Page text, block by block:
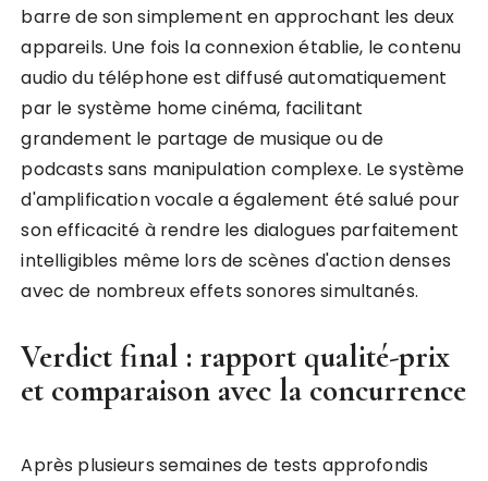
barre de son simplement en approchant les deux
appareils. Une fois la connexion établie, le contenu
audio du téléphone est diffusé automatiquement
par le système home cinéma, facilitant
grandement le partage de musique ou de
podcasts sans manipulation complexe. Le système
d'amplification vocale a également été salué pour
son efficacité à rendre les dialogues parfaitement
intelligibles même lors de scènes d'action denses
avec de nombreux effets sonores simultanés.
Verdict final : rapport qualité-prix
et comparaison avec la concurrence
Après plusieurs semaines de tests approfondis